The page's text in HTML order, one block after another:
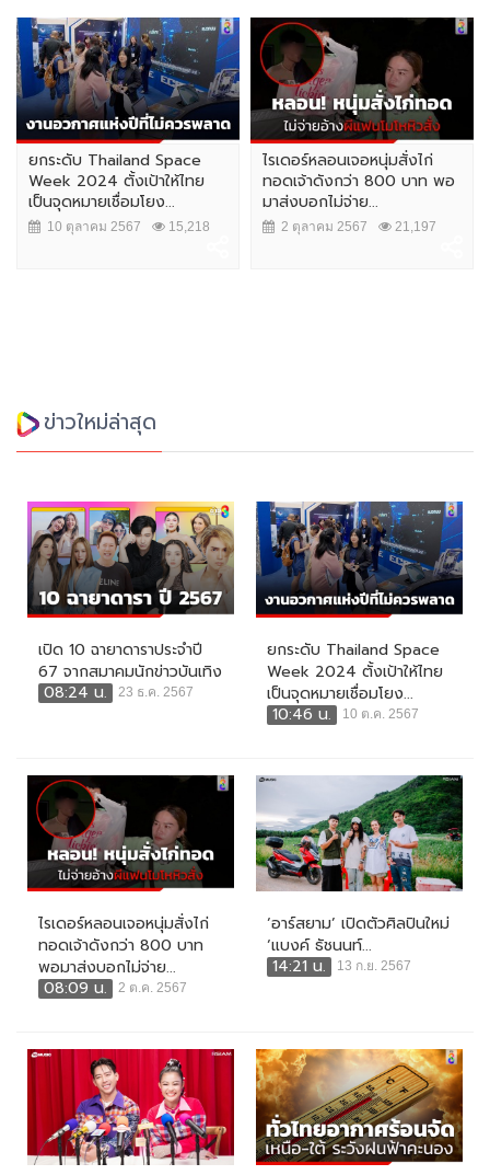
ยกระดับ Thailand Space
Week 2024 ตั้งเป้าให้ไทย
เป็นจุดหมายเชื่อมโยง...
10 ตุลาคม 2567 15,218
ไรเดอร์หลอนเจอหนุ่มสั่งไก่
ทอดเจ้าดังกว่า 800 บาท พอ
มาส่งบอกไม่จ่าย...
2 ตุลาคม 2567 21,197
ข่าวใหม่ล่าสุด
เปิด 10 ฉายาดาราประจำปี
67 จากสมาคมนักข่าวบันเทิง
08:24 น.
23 ธ.ค. 2567
ยกระดับ Thailand Space
Week 2024 ตั้งเป้าให้ไทย
เป็นจุดหมายเชื่อมโยง...
10:46 น.
10 ต.ค. 2567
ไรเดอร์หลอนเจอหนุ่มสั่งไก่
ทอดเจ้าดังกว่า 800 บาท
พอมาส่งบอกไม่จ่าย...
08:09 น.
2 ต.ค. 2567
‘อาร์สยาม’ เปิดตัวศิลปินใหม่
‘แบงค์ ธัชนนท์...
14:21 น.
13 ก.ย. 2567